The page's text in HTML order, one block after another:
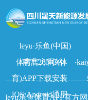
leyu·乐鱼(中国)
体育官方网站
南宫28NG(体
育)APP下载安装
IOS/Android通用
leyu乐鱼体育APP官方